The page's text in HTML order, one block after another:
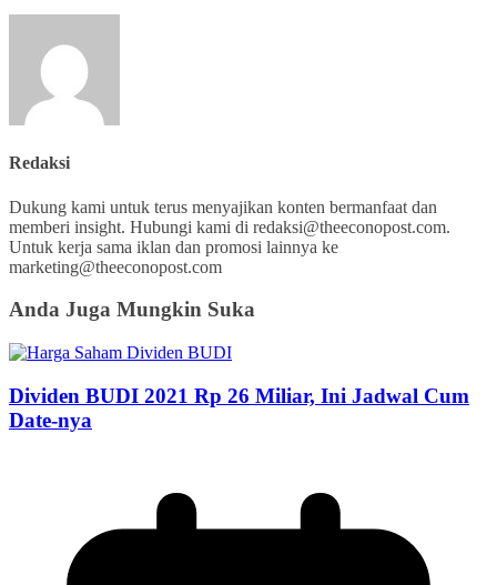
Redaksi
Dukung kami untuk terus menyajikan konten bermanfaat dan
memberi insight. Hubungi kami di redaksi@theeconopost.com.
Untuk kerja sama iklan dan promosi lainnya ke
marketing@theeconopost.com
Anda Juga Mungkin Suka
Dividen BUDI 2021 Rp 26 Miliar, Ini Jadwal Cum
Date-nya